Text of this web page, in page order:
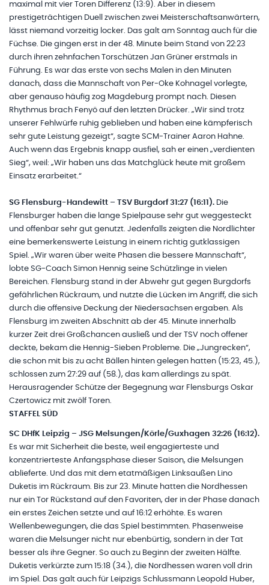
maximal mit vier Toren Differenz (13:9). Aber in diesem
prestigeträchtigen Duell zwischen zwei Meisterschaftsanwärtern,
lässt niemand vorzeitig locker. Das galt am Sonntag auch für die
Füchse. Die gingen erst in der 48. Minute beim Stand von 22:23
durch ihren zehnfachen Torschützen Jan Grüner erstmals in
Führung. Es war das erste von sechs Malen in den Minuten
danach, dass die Mannschaft von Per-Oke Kohnagel vorlegte,
aber genauso häufig zog Magdeburg prompt nach. Diesen
Rhythmus brach Fenyö auf den letzten Drücker. „Wir sind trotz
unserer Fehlwürfe ruhig geblieben und haben eine kämpferisch
sehr gute Leistung gezeigt“, sagte SCM-Trainer Aaron Hahne.
Auch wenn das Ergebnis knapp ausfiel, sah er einen „verdienten
Sieg“, weil: „Wir haben uns das Matchglück heute mit großem
Einsatz erarbeitet.“
SG Flensburg-Handewitt – TSV Burgdorf 31:27 (16:11). Die
Flensburger haben die lange Spielpause sehr gut weggesteckt
und offenbar sehr gut genutzt. Jedenfalls zeigten die Nordlichter
eine bemerkenswerte Leistung in einem richtig gutklassigen
Spiel. „Wir waren über weite Phasen die bessere Mannschaft“,
lobte SG-Coach Simon Hennig seine Schützlinge in vielen
Bereichen. Flensburg stand in der Abwehr gut gegen Burgdorfs
gefährlichen Rückraum, und nutzte die Lücken im Angriff, die sich
durch die offensive Deckung der Niedersachsen ergaben. Als
Flensburg im zweiten Abschnitt ab der 45. Minute innerhalb
kurzer Zeit drei Großchancen ausließ und der TSV noch offener
deckte, bekam die Hennig-Sieben Probleme. Die „Jungrecken“,
die schon mit bis zu acht Bällen hinten gelegen hatten (15:23, 45.),
schlossen zum 27:29 auf (58.), das kam allerdings zu spät.
Herausragender Schütze der Begegnung war Flensburgs Oskar
Czertowicz mit zwölf Toren.
STAFFEL SÜD
SC DHfK Leipzig – JSG Melsungen/Körle/Guxhagen 32:26 (16:12).
Es war mit Sicherheit die beste, weil engagierteste und
konzentrierteste Anfangsphase dieser Saison, die Melsungen
ablieferte. Und das mit dem etatmäßigen Linksaußen Lino
Duketis im Rückraum. Bis zur 23. Minute hatten die Nordhessen
nur ein Tor Rückstand auf den Favoriten, der in der Phase danach
ein erstes Zeichen setzte und auf 16:12 erhöhte. Es waren
Wellenbewegungen, die das Spiel bestimmten. Phasenweise
waren die Melsunger nicht nur ebenbürtig, sondern in der Tat
besser als ihre Gegner. So auch zu Beginn der zweiten Hälfte.
Duketis verkürzte zum 15:18 (34.), die Nordhessen waren voll drin
im Spiel. Das galt auch für Leipzigs Schlussmann Leopold Huber,